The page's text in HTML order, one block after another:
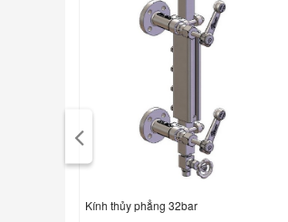
Kính thủy phẳng 32bar